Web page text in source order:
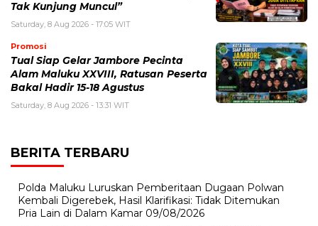
Tak Kunjung Muncul”
Saturday, 8 Aug 2026 - 17:05 WIT
Promosi
Tual Siap Gelar Jambore Pecinta
Alam Maluku XXVIII, Ratusan Peserta
Bakal Hadir 15-18 Agustus
Saturday, 8 Aug 2026 - 13:31 WIT
BERITA TERBARU
Polda Maluku Luruskan Pemberitaan Dugaan Polwan
Kembali Digerebek, Hasil Klarifikasi: Tidak Ditemukan
Pria Lain di Dalam Kamar 09/08/2026